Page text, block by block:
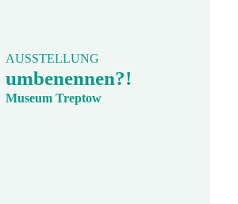
AUSSTELLUNG
umbenennen?!
Museum Treptow